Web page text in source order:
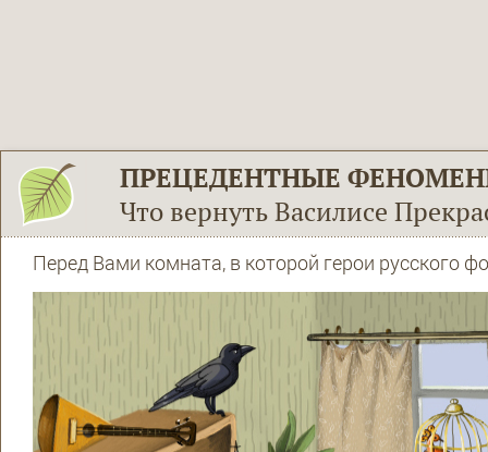
ПРЕЦЕДЕНТНЫЕ
Что вернуть Василисе
Перед Вами комната, в которой герои русского